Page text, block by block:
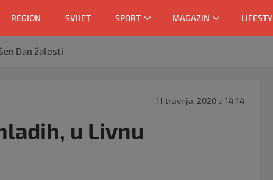
REGION SVIJET SPORT MAGAZIN
Dan žalosti
11 travnja, 2020 u 14:14
u Livnu